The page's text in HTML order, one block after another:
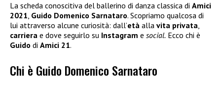
La scheda conoscitiva del ballerino di danza classica di Amici
2021, Guido Domenico Sarnataro. Scopriamo qualcosa di
lui attraverso alcune curiosità: dall’età alla vita privata,
carriera e dove seguirlo su Instagram e social. Ecco chi è
Guido di Amici 21.
Chi è Guido Domenico Sarnataro